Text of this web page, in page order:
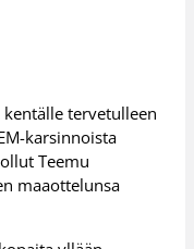
tervetulleen
karsinnoista
Teemu
maaottelunsa